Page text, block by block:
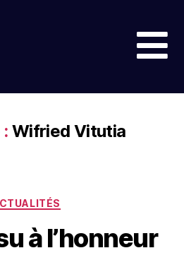
Wifried Vitutia
à l’honneur